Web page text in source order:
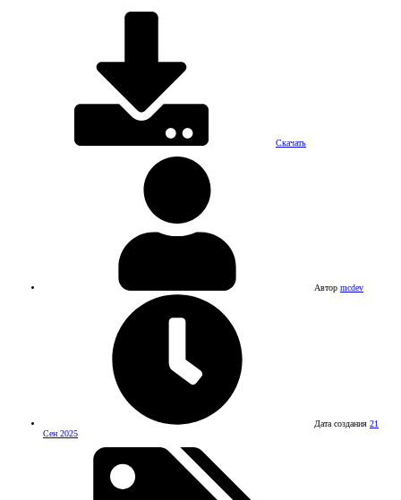
Скачать
Автор mcdev
Дата создания 21
Сен 2025